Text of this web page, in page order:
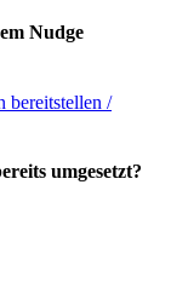
Nudge
bereitstellen /
umgesetzt?